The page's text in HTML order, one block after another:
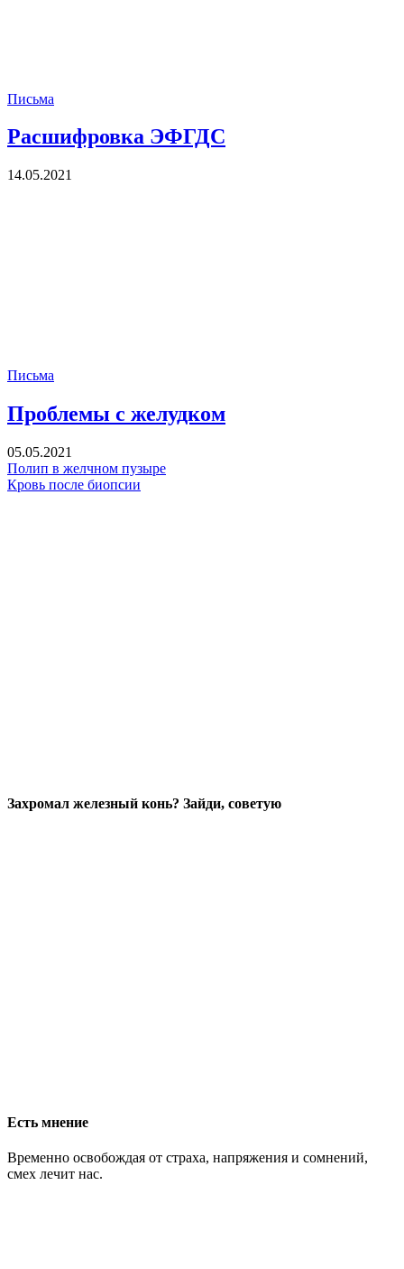
Письма
Расшифровка ЭФГДС
14.05.2021
Письма
Проблемы с желудком
05.05.2021
Полип в желчном пузыре
Кровь после биопсии
Захромал железный конь? Зайди, советую
Есть мнение
Временно освобождая от страха, напряжения и сомнений,
смех лечит нас.